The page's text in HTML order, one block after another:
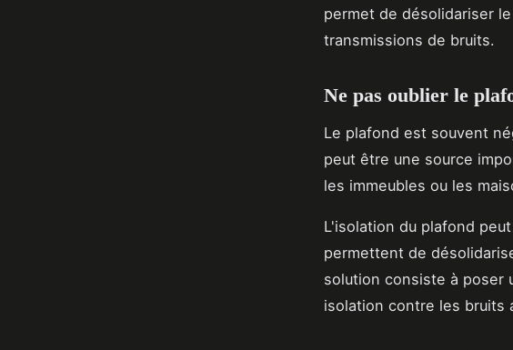
permet de désolidariser
transmissions de bruits.
Ne pas oublier le
Le plafond est souvent
peut être une source
les immeubles ou les
L'isolation du plafond
permettent de
solution consiste à poser
isolation contre les bruits